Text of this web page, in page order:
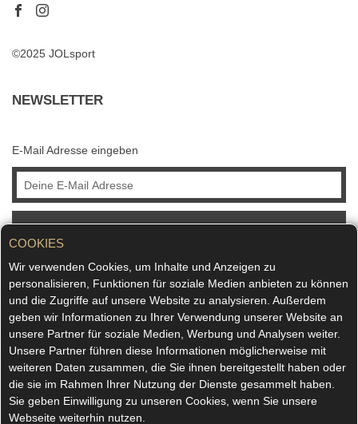
COOKIES
Wir verwenden Cookies, um Inhalte und Anzeigen zu
personalisieren, Funktionen für soziale Medien anbieten zu können
und die Zugriffe auf unsere Website zu analysieren. Außerdem
geben wir Informationen zu Ihrer Verwendung unserer Website an
unsere Partner für soziale Medien, Werbung und Analysen weiter.
Unsere Partner führen diese Informationen möglicherweise mit
weiteren Daten zusammen, die Sie ihnen bereitgestellt haben oder
die sie im Rahmen Ihrer Nutzung der Dienste gesammelt haben.
Sie geben Einwilligung zu unseren Cookies, wenn Sie unsere
Webseite weiterhin nutzen.
©2025 JOLsport
NEWSLETTER
E-Mail Adresse eingeben
ABONNIEREN